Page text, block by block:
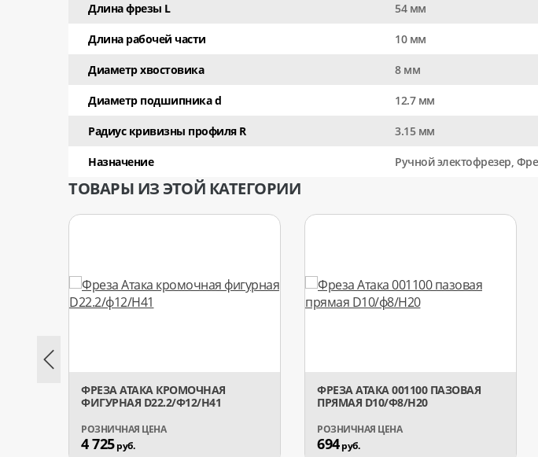
Длина фрезы L 54 мм
Длина рабочей части 10 мм
Диаметр хвостовика 8 мм
Диаметр подшипника d 12.7 мм
Радиус кривизны профиля R 3.15 мм
Назначение Ручной электофрезер,
ТОВАРЫ ИЗ ЭТОЙ КАТЕГОРИИ
ФРЕЗА АТАКА КРОМОЧНАЯ
ФИГУРНАЯ D22.2/Ф12/H41
4 725руб.
ФРЕЗА АТАКА 001100 ПАЗОВАЯ
ПРЯМАЯ D10/Ф8/H20
694руб.